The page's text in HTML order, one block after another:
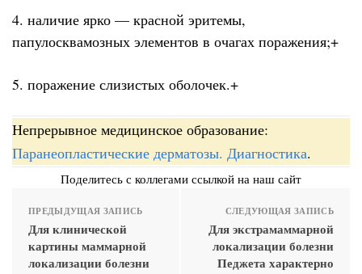
4. наличие ярко — красной эритемы,
папулосквамозных элементов в очагах поражения;+
5. поражение слизистых оболочек.+
Непрерывное медицинское образование:
Паранеопластические дерматозы. Диагностика.
Поделитесь с коллегами ссылкой на наш сайт
ПРЕДЫДУЩАЯ ЗАПИСЬ
Для клинической
картины маммарной
локализации болезни
СЛЕДУЮЩАЯ ЗАПИСЬ
Для экстрамаммарной
локализации болезни
Педжета характерно